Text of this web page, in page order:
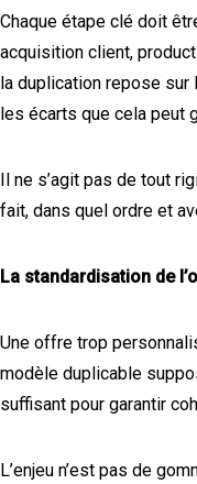
Chaque étape clé doit
acquisition client,
la duplication repose sur
les écarts que cela peut
Il ne s’agit pas de tout
fait, dans quel ordre et
La standardisation de
Une offre trop
modèle duplicable
suffisant pour garantir
L’enjeu n’est pas de